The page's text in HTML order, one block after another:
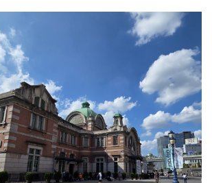
U
R
L
복
공
유
하
기
기
크
게
경
하
기
기
변
경
하
기